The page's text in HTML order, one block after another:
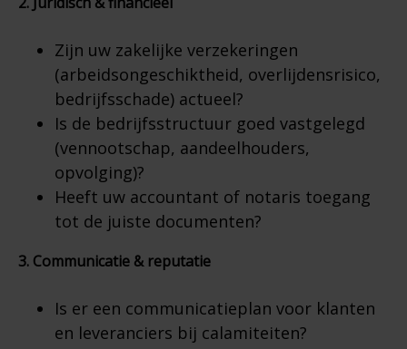
Zijn uw zakelijke verzekeringen
(arbeidsongeschiktheid, overlijdensrisico,
bedrijfsschade) actueel?
Is de bedrijfsstructuur goed vastgelegd
(vennootschap, aandeelhouders,
opvolging)?
Heeft uw accountant of notaris toegang
tot de juiste documenten?
3. Communicatie & reputatie
Is er een communicatieplan voor klanten
en leveranciers bij calamiteiten?